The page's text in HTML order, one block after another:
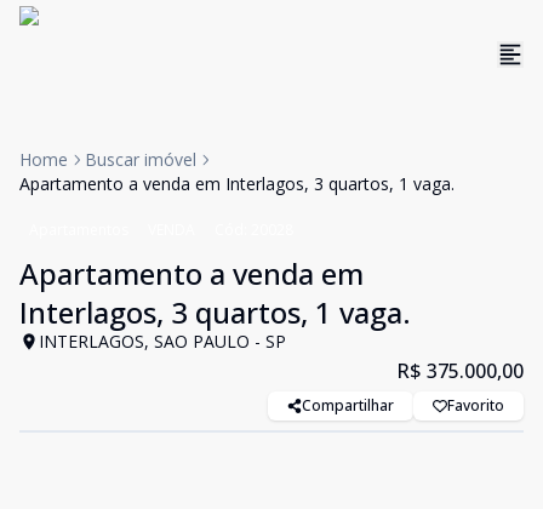
Home
Buscar imóvel
Apartamento a venda em Interlagos, 3 quartos, 1 vaga.
Apartamento a venda em
Interlagos, 3 quartos, 1 vaga.
INTERLAGOS, SAO PAULO - SP
R$ 375.000,00
Compartilhar Favorito